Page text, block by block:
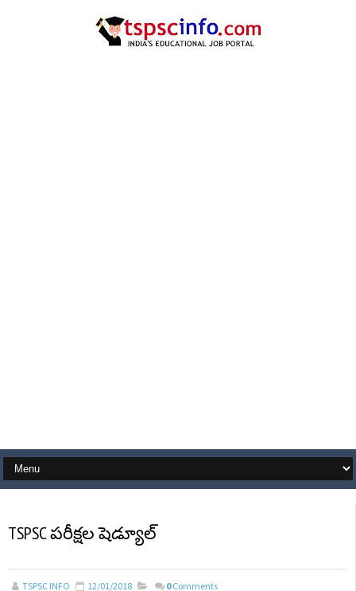
TSPSC పరీక్షల షెడ్యూల్‌
TSPSC INFO 12/01/2018 0 Comments